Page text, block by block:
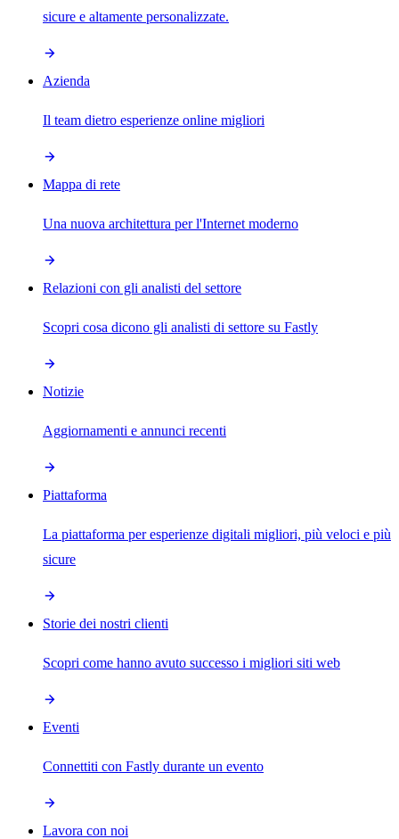
sicure e altamente personalizzate.
Azienda
Il team dietro esperienze online migliori
Mappa di rete
Una nuova architettura per l'Internet moderno
Relazioni con gli analisti del settore
Scopri cosa dicono gli analisti di settore su Fastly
Notizie
Aggiornamenti e annunci recenti
Piattaforma
La piattaforma per esperienze digitali migliori, più veloci e più
sicure
Storie dei nostri clienti
Scopri come hanno avuto successo i migliori siti web
Eventi
Connettiti con Fastly durante un evento
Lavora con noi